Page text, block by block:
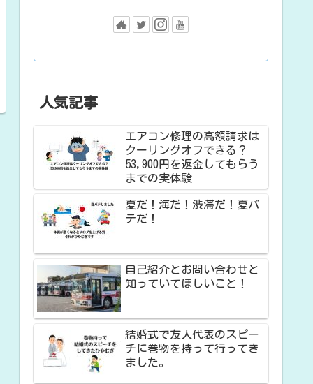
人気記事
エアコン修理の高額請求は
クーリングオフできる？
53,900円を返金してもらう
までの実体験
夏だ！海だ！渋滞だ！夏バ
テだ！
自己紹介とお問い合わせと
知っていてほしいこと！
結婚式で友人代表のスピー
チに巻物を持って行ってき
ました。